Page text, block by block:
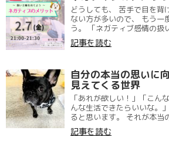
どうしても、 苦手で目を背
ない方が多いので、 もう一
う。 「ネガティブ感情の扱
記事を読む
自分の本当の思いに
見えてくる世界
「あれが欲しい！」「こん
んな生活できたらいいな。
ると思います。 それが本当
記事を読む